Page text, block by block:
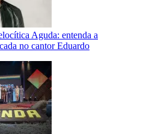
Aguda: entenda a
no cantor Eduardo